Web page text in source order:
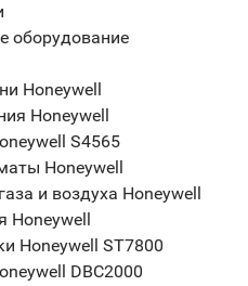
оборудование
Honeywell
Honeywell
S4565
Honeywell
и воздуха Honeywell
Honeywell
Honeywell ST7800
DBC2000